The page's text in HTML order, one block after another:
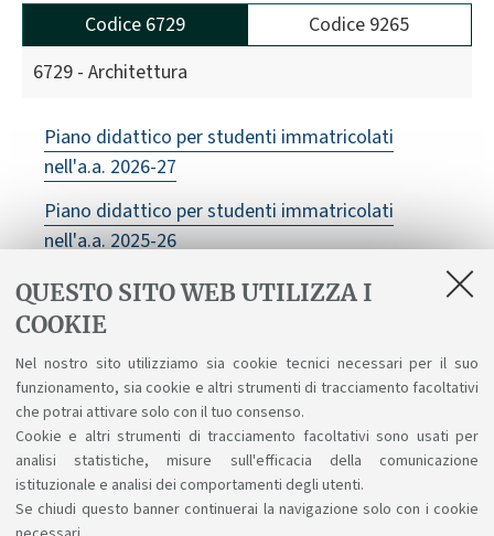
QUESTO SITO WEB UTILIZZA I
COOKIE
Nel nostro sito utilizziamo sia cookie tecnici necessari per il suo
funzionamento, sia cookie e altri strumenti di tracciamento facoltativi
che potrai attivare solo con il tuo consenso.
Cookie e altri strumenti di tracciamento facoltativi sono usati per
analisi statistiche, misure sull'efficacia della comunicazione
istituzionale e analisi dei comportamenti degli utenti.
Se chiudi questo banner continuerai la navigazione solo con i cookie
Codice 6729
Codice 9265
6729 - Architettura
Piano didattico per studenti immatricolati
nell'a.a. 2026-27
Piano didattico per studenti immatricolati
nell'a.a. 2025-26
Vedi anche
Visiting professor